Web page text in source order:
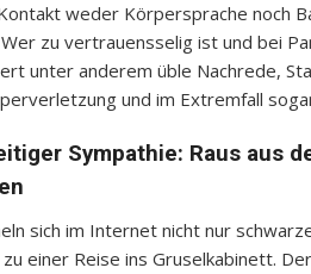
weder Körpersprache noch
zu vertrauensselig ist und bei
unter anderem üble Nachrede,
und im Extremfall
Sympathie: Raus aus
sich im Internet nicht nur
einer Reise ins Gruselkabinett.